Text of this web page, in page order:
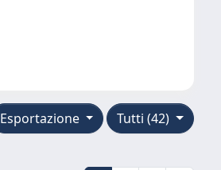
Tutti (42)
Esportazione